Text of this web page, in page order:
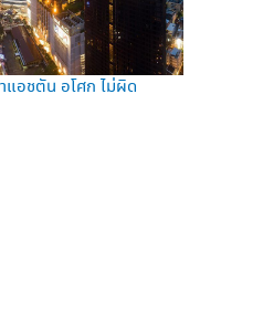
แอชตัน อโศก ไม่ผิด